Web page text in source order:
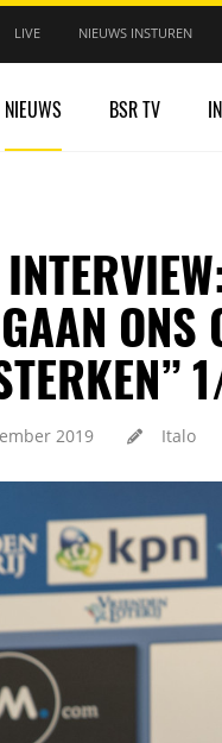
LIVE NIEUWS INSTUREN
NIEUWS BSR TV
2019 Italo